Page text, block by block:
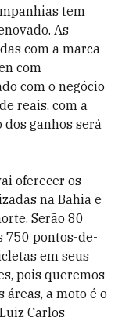
tem
As
com a marca
com
com o negócio
reais, com a
ganhos será
oferecer os
na Bahia e
Serão 80
750 pontos-de-
em seus
pois queremos
áreas, a moto é o
Carlos